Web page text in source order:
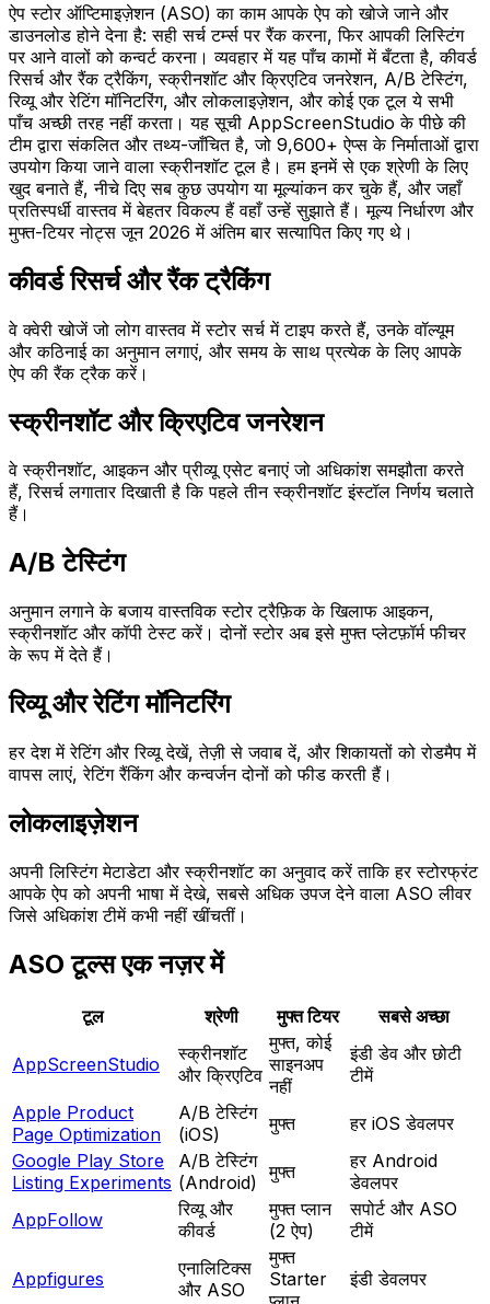
ऐप स्टोर ऑप्टिमाइज़ेशन (ASO) का काम आपके ऐप को खोजे जाने और
डाउनलोड होने देना है: सही सर्च टर्म्स पर रैंक करना, फिर आपकी लिस्टिंग
पर आने वालों को कन्वर्ट करना। व्यवहार में यह पाँच कामों में बँटता है, कीवर्ड
रिसर्च और रैंक ट्रैकिंग, स्क्रीनशॉट और क्रिएटिव जनरेशन, A/B टेस्टिंग,
रिव्यू और रेटिंग मॉनिटरिंग, और लोकलाइज़ेशन, और कोई एक टूल ये सभी
पाँच अच्छी तरह नहीं करता। यह सूची AppScreenStudio के पीछे की
टीम द्वारा संकलित और तथ्य-जाँचित है, जो 9,600+ ऐप्स के निर्माताओं द्वारा
उपयोग किया जाने वाला स्क्रीनशॉट टूल है। हम इनमें से एक श्रेणी के लिए
खुद बनाते हैं, नीचे दिए सब कुछ उपयोग या मूल्यांकन कर चुके हैं, और जहाँ
प्रतिस्पर्धी वास्तव में बेहतर विकल्प हैं वहाँ उन्हें सुझाते हैं। मूल्य निर्धारण और
मुफ्त-टियर नोट्स जून 2026 में अंतिम बार सत्यापित किए गए थे।
कीवर्ड रिसर्च और रैंक ट्रैकिंग
वे क्वेरी खोजें जो लोग वास्तव में स्टोर सर्च में टाइप करते हैं, उनके वॉल्यूम
और कठिनाई का अनुमान लगाएं, और समय के साथ प्रत्येक के लिए आपके
ऐप की रैंक ट्रैक करें।
स्क्रीनशॉट और क्रिएटिव जनरेशन
वे स्क्रीनशॉट, आइकन और प्रीव्यू एसेट बनाएं जो अधिकांश समझौता करते
हैं, रिसर्च लगातार दिखाती है कि पहले तीन स्क्रीनशॉट इंस्टॉल निर्णय चलाते
हैं।
A/B टेस्टिंग
अनुमान लगाने के बजाय वास्तविक स्टोर ट्रैफ़िक के खिलाफ आइकन,
स्क्रीनशॉट और कॉपी टेस्ट करें। दोनों स्टोर अब इसे मुफ्त प्लेटफ़ॉर्म फीचर
के रूप में देते हैं।
रिव्यू और रेटिंग मॉनिटरिंग
हर देश में रेटिंग और रिव्यू देखें, तेज़ी से जवाब दें, और शिकायतों को रोडमैप में
वापस लाएं, रेटिंग रैंकिंग और कन्वर्जन दोनों को फीड करती हैं।
लोकलाइज़ेशन
अपनी लिस्टिंग मेटाडेटा और स्क्रीनशॉट का अनुवाद करें ताकि हर स्टोरफ्रंट
आपके ऐप को अपनी भाषा में देखे, सबसे अधिक उपज देने वाला ASO लीवर
जिसे अधिकांश टीमें कभी नहीं खींचतीं।
ASO टूल्स एक नज़र में
टूल श्रेणी मुफ्त टियर सबसे अच्छा
AppScreenStudio
स्क्रीनशॉट
और क्रिएटिव
मुफ्त, कोई
साइनअप
नहीं
इंडी डेव और छोटी
टीमें
Apple Product
Page Optimization
A/B टेस्टिंग
(iOS)
मुफ्त
हर iOS डेवलपर
Google Play Store
Listing Experiments
A/B टेस्टिंग
(Android) मुफ्त
हर Android
डेवलपर
AppFollow
रिव्यू और
कीवर्ड
मुफ्त प्लान
(2 ऐप)
सपोर्ट और ASO
टीमें
Appfigures
एनालिटिक्स
और ASO
मुफ्त
Starter
इंडी डेवलपर